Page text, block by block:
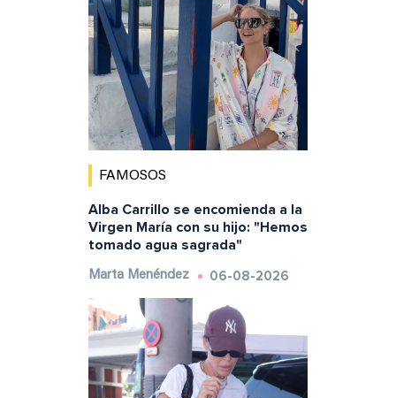
FAMOSOS
Alba Carrillo se encomienda a la
Virgen María con su hijo: "Hemos
tomado agua sagrada"
Marta Menéndez 06-08-2026